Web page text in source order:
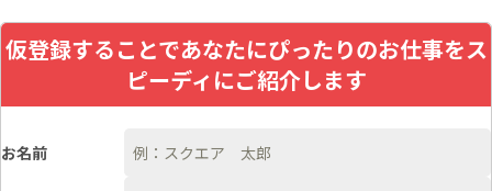
仮登録することであなたにぴったりのお仕事をス
ピーディにご紹介します
お名前